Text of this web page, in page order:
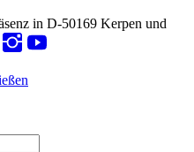
in D-50169 Kerpen und